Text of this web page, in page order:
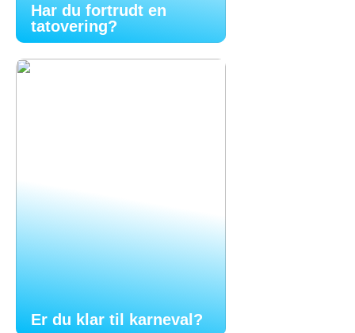
Har du fortrudt en
tatovering?
Er du klar til karneval?